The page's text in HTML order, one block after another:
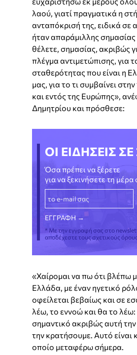
λαού, γιατί πραγματικά η
ανταπόκρισή της, ειδικά σε
ήταν απαράμιλλης σημασίας
θέλετε, σημασίας, ακριβώς
πλέγμα αντιμετώπισης, για
σταθερότητας που είναι η
μας, για το τι συμβαίνει
και εντός της Ευρώπης»,
Δημητρίου και πρόσθεσε:
ΟΙ ΕΙΔΗΣΕΙΣ ΣΕ
Όσα πρέπει να ξέρετε
για να ξεκινήσετε τη μέρα
* Με την εγγραφή σας στο
αποδέχεστε τους σχετικούς
«Χαίρομαι να πω ότι βλέπω
Ελλάδα, με έναν ηγετικό
οφείλεται βεβαίως και σε
λέω, το εννοώ και θα το λέω:
σημαντικό ακριβώς αυτή
την κρατήσουμε. Αυτό είναι
οποίο μεταφέρω σήμερα.